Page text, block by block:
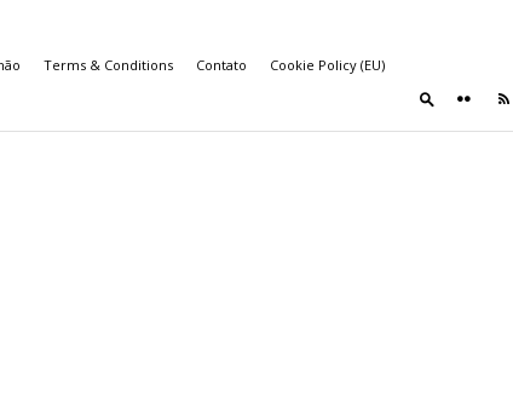
Terms & Conditions Contato Cookie Policy (EU)